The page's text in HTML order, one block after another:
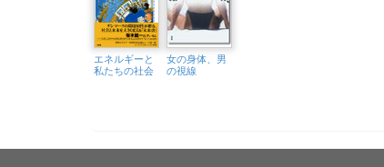
エネルギーと
私たちの社会
女の身体、男
の視線